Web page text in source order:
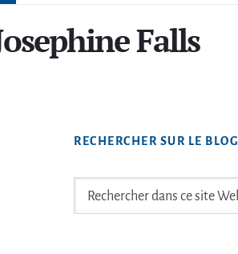
Falls
latérale
principale
RECHERCHER SUR LE BLOG
Rechercher